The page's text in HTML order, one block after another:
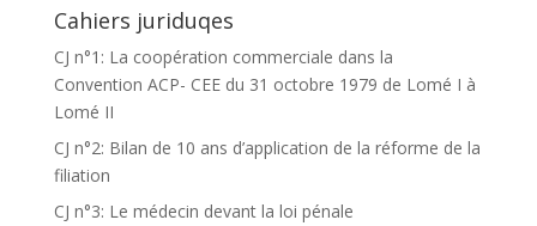
Cahiers juriduqes
CJ n°1: La coopération commerciale dans la
Convention ACP- CEE du 31 octobre 1979 de Lomé I à
Lomé II
CJ n°2: Bilan de 10 ans d’application de la réforme de la
filiation
CJ n°3: Le médecin devant la loi pénale